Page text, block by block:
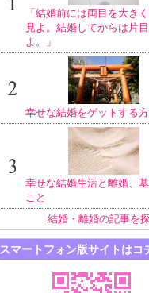
「結婚前には両目を大き
見よ。結婚してからは片
よ。」
幸せな結婚をゲットする
幸せな結婚生活と離婚、
こと
結婚・離婚の記事を
スマートフォン版サイトはコ